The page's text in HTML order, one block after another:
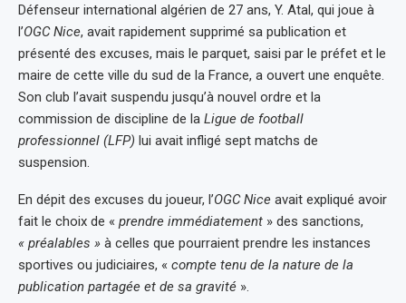
Défenseur international algérien de 27 ans, Y. Atal, qui joue à
l’OGC Nice, avait rapidement supprimé sa publication et
présenté des excuses, mais le parquet, saisi par le préfet et le
maire de cette ville du sud de la France, a ouvert une enquête.
Son club l’avait suspendu jusqu’à nouvel ordre et la
commission de discipline de la Ligue de football
professionnel (LFP) lui avait infligé sept matchs de
suspension.
En dépit des excuses du joueur, l’OGC Nice avait expliqué avoir
fait le choix de « prendre immédiatement » des sanctions,
« préalables » à celles que pourraient prendre les instances
sportives ou judiciaires, « compte tenu de la nature de la
publication partagée et de sa gravité ».